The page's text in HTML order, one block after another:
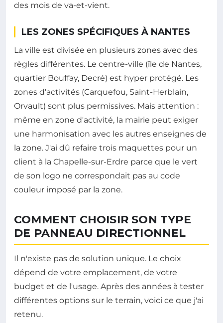
des mois de va-et-vient.
LES ZONES SPÉCIFIQUES À NANTES
La ville est divisée en plusieurs zones avec des
règles différentes. Le centre-ville (île de Nantes,
quartier Bouffay, Decré) est hyper protégé. Les
zones d'activités (Carquefou, Saint-Herblain,
Orvault) sont plus permissives. Mais attention :
même en zone d'activité, la mairie peut exiger
une harmonisation avec les autres enseignes de
la zone. J'ai dû refaire trois maquettes pour un
client à la Chapelle-sur-Erdre parce que le vert
de son logo ne correspondait pas au code
couleur imposé par la zone.
COMMENT CHOISIR SON TYPE
DE PANNEAU DIRECTIONNEL
Il n'existe pas de solution unique. Le choix
dépend de votre emplacement, de votre
budget et de l'usage. Après des années à tester
différentes options sur le terrain, voici ce que j'ai
retenu.